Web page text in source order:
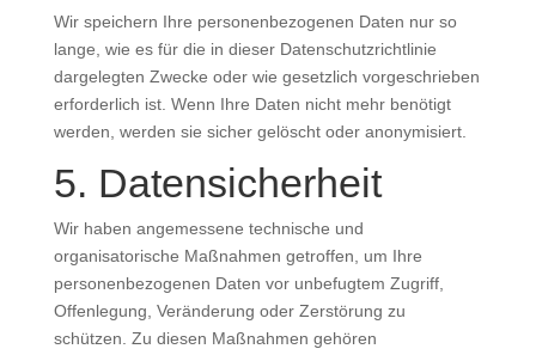
Wir speichern Ihre personenbezogenen Daten nur so
lange, wie es für die in dieser Datenschutzrichtlinie
dargelegten Zwecke oder wie gesetzlich vorgeschrieben
erforderlich ist. Wenn Ihre Daten nicht mehr benötigt
werden, werden sie sicher gelöscht oder anonymisiert.
5. Datensicherheit
Wir haben angemessene technische und
organisatorische Maßnahmen getroffen, um Ihre
personenbezogenen Daten vor unbefugtem Zugriff,
Offenlegung, Veränderung oder Zerstörung zu
schützen. Zu diesen Maßnahmen gehören